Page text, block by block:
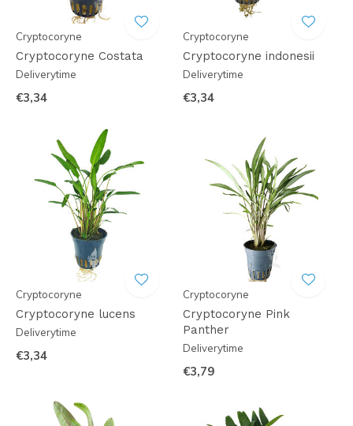
Cryptocoryne
Cryptocoryne Costata
Deliverytime
€3,34
Cryptocoryne
Cryptocoryne indonesii
Deliverytime
€3,34
Cryptocoryne
Cryptocoryne lucens
Deliverytime
€3,34
Cryptocoryne
Cryptocoryne Pink
Panther
Deliverytime
€3,79